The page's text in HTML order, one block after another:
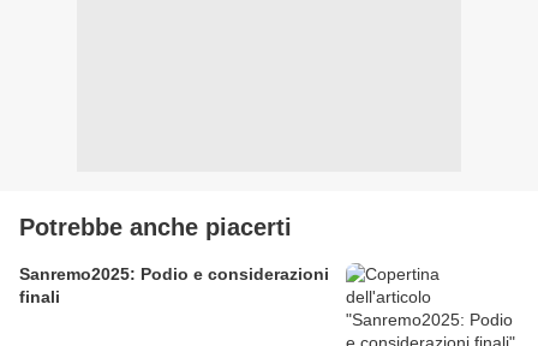
Potrebbe anche piacerti
Sanremo2025: Podio e considerazioni
finali